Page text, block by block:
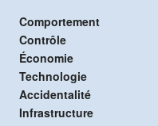
Comportement
Contrôle
Économie
Technologie
Accidentalité
Infrastructure